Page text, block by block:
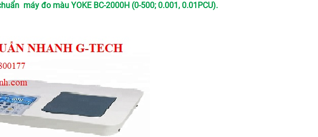
máy đo màu YOKE BC-2000H (0-500; 0.001, 0.01PCU).